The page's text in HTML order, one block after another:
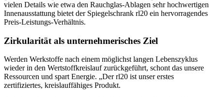
vielen Details wie etwa den Rauchglas-Ablagen sehr hochwertigen
Innenausstattung bietet der Spiegelschrank rl20 ein hervorragendes
Preis-Leistungs-Verhältnis.
Zirkularität als unternehmerisches Ziel
Werden Werkstoffe nach einem möglichst langen Lebenszyklus
wieder in den Wertstoffkreislauf zurückgeführt, schont das unsere
Ressourcen und spart Energie. „Der rl20 ist unser erstes
zertifiziertes, kreislauffähiges Produkt.